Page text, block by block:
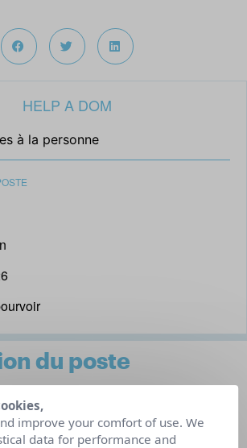
HELP A DOM
à la personne
du poste
développement, HELP A DOM
d’agence de Service à la
improve your comfort of use. We
data for performance and